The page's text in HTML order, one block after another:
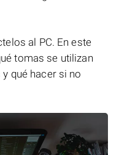
al PC. En este
tomas se utilizan
qué hacer si no